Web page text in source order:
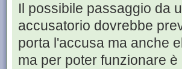
Il possibile passaggio da
accusatorio dovrebbe
porta l'accusa ma anche
ma per poter funzionare